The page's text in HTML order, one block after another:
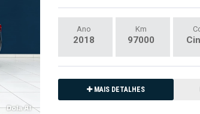
Ano
2018
Km
97000
MAIS DETALHES